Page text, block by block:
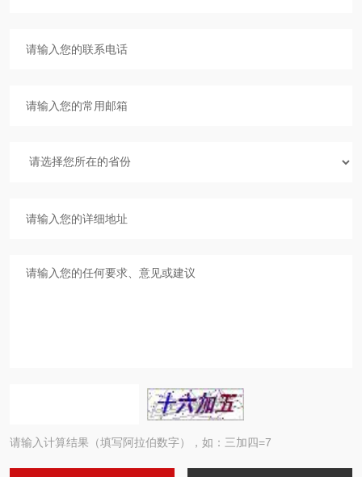
请输入计算结果（填写阿拉伯数字），如：三加四=7